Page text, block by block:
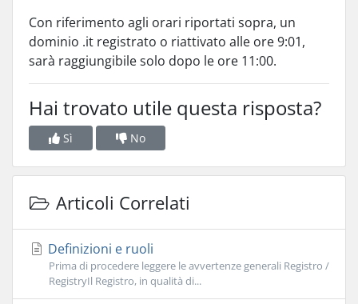
Con riferimento agli orari riportati sopra, un
dominio .it registrato o riattivato alle ore 9:01,
sarà raggiungibile solo dopo le ore 11:00.
Hai trovato utile questa risposta?
Sì No
Articoli Correlati
Definizioni e ruoli
Prima di procedere leggere le avvertenze generali Registro /
RegistryIl Registro, in qualità di...